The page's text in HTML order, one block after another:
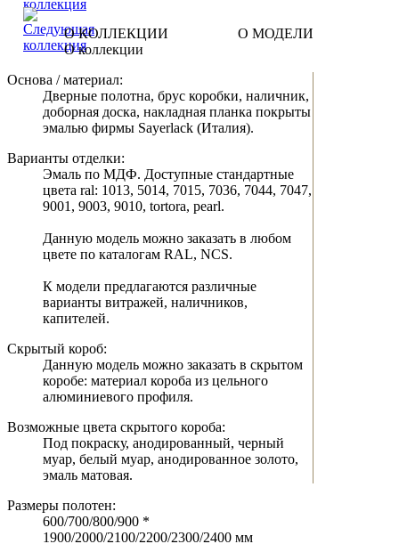
О КОЛЛЕКЦИИ
О МОДЕЛИ
О коллекции
Основа / материал:
Дверные полотна, брус коробки, наличник,
доборная доска, накладная планка покрыты
эмалью фирмы Sayerlack (Италия).
Варианты отделки:
Эмаль по МДФ. Доступные стандартные
цвета ral: 1013, 5014, 7015, 7036, 7044, 7047,
9001, 9003, 9010, tortora, pearl.
Данную модель можно заказать в любом
цвете по каталогам RAL, NCS.
К модели предлагаются различные
варианты витражей, наличников,
капителей.
Скрытый короб:
Данную модель можно заказать в скрытом
коробе: материал короба из цельного
алюминиевого профиля.
Возможные цвета скрытого короба:
Под покраску, анодированный, черный
муар, белый муар, анодированное золото,
эмаль матовая.
Размеры полотен:
600/700/800/900 *
1900/2000/2100/2200/2300/2400 мм